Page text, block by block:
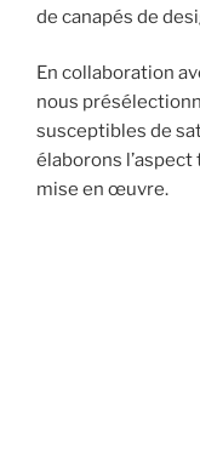
de canapés de
En collaboration
nous
susceptibles de
élaborons
mise en œuvre.